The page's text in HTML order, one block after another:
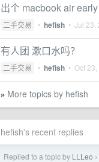
出个 macbook air
二手交易 • hefish • Jul 23,
有人团 漱口水吗？
二手交易 • hefish • Oct
» More topics by hefish
hefish's recent replies
Replied to a topic by LLLeo ›